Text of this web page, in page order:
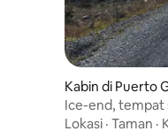
Kabin di Puerto
Ice-end, tempat
Lokasi · Taman ·